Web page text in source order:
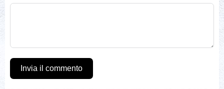
Invia il commento